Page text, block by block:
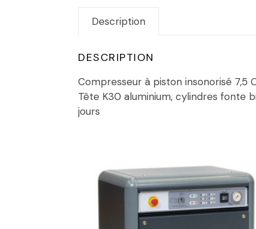
Description
DESCRIPTION
Compresseur à piston insonorisé
Tête K30 aluminium, cylindres fonte
jours